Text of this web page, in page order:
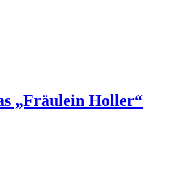
„Fräulein Holler“